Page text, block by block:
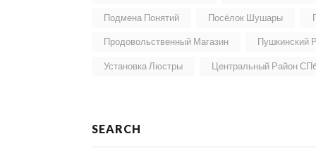
Подмена Понятий Посёлок Шушары
Продовольственный Магазин Пушкинский
Установка Люстры Центральный Район
SEARCH